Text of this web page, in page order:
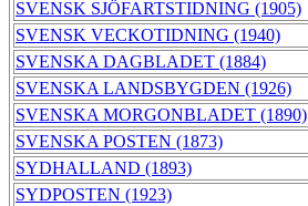
SVENSK SJÖFARTSTIDNING (1905)
SVENSK VECKOTIDNING (1940)
SVENSKA DAGBLADET (1884)
SVENSKA LANDSBYGDEN (1926)
SVENSKA MORGONBLADET (1890)
SVENSKA POSTEN (1873)
SYDHALLAND (1893)
SYDPOSTEN (1923)